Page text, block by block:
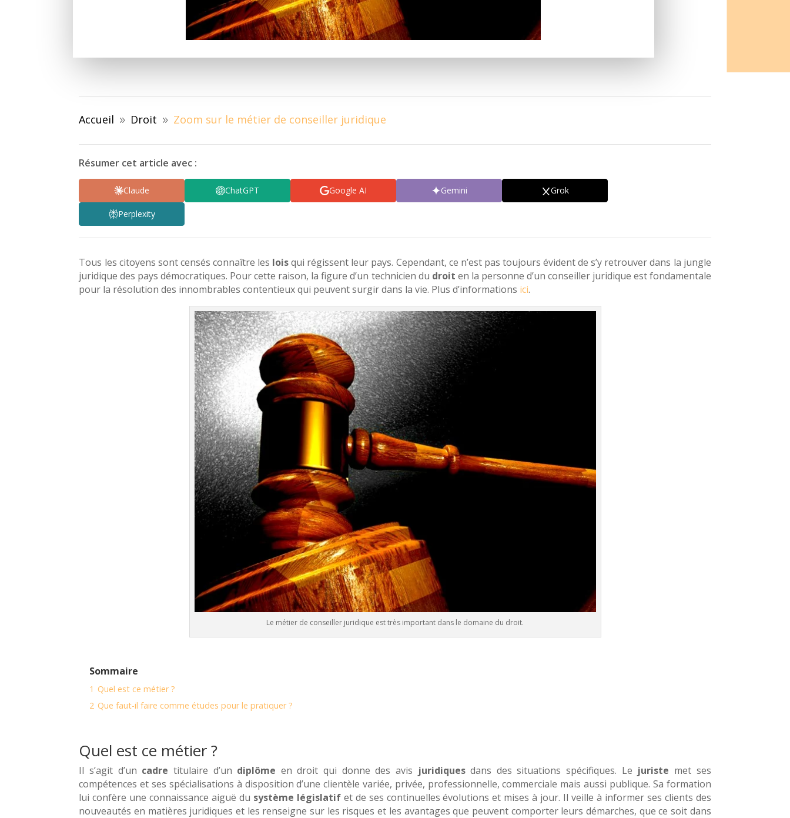
Accueil 9 Droit 9 Zoom sur le métier de conseiller juridique
Résumer cet article avec :
Claude ChatGPT Google AI Gemini Grok
Perplexity
Tous les citoyens sont censés connaître les loisqui régissent leur pays. Cependant, ce n’est pas toujours évident de s’y retrouver dans la jungle
juridique des pays démocratiques. Pour cette raison, la figure d’un technicien du droit en la personne d’un conseiller juridique est fondamentale
pour la résolution des innombrables contentieux qui peuvent surgir dans la vie. Plus d’informations ici.
Le métier de conseiller juridique est très important dans le domaine du droit.
Sommaire
1 Quel est ce métier ?
2 Que faut-il faire comme études pour le pratiquer ?
Quel est ce métier ?
Il s’agit d’un cadre titulaire d’un diplôme en droit qui donne des avis juridiquesdans des situations spécifiques. Le juriste met ses
compétences et ses spécialisations à disposition d’une clientèle variée, privée, professionnelle, commerciale mais aussi publique. Sa formation
lui confère une connaissance aiguë du système législatifet de ses continuelles évolutions et mises à jour. Il veille à informer ses clients des
nouveautés en matières juridiques et les renseigne sur les risques et les avantages que peuvent comporter leurs démarches, que ce soit dans